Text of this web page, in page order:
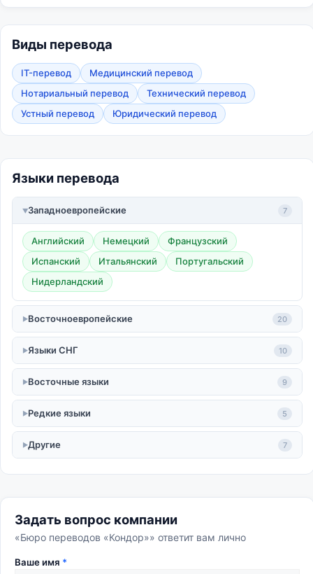
Виды перевода
IT-перевод
Медицинский перевод
Нотариальный перевод
Технический перевод
Устный перевод
Юридический перевод
Языки перевода
Западноевропейские 7
Английский Немецкий
Французский
Испанский
Итальянский
Португальский
Нидерландский
Восточноевропейские 20
Языки СНГ 10
Восточные языки 9
Редкие языки 5
Другие 7
Задать вопрос компании
«Бюро переводов «Кондор»» ответит вам лично
Ваше имя *